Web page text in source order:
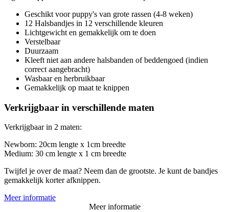
Geschikt voor puppy's van grote rassen (4-8 weken)
12 Halsbandjes in 12 verschillende kleuren
Lichtgewicht en gemakkelijk om te doen
Verstelbaar
Duurzaam
Kleeft niet aan andere halsbanden of beddengoed (indien
correct aangebracht)
Wasbaar en herbruikbaar
Gemakkelijk op maat te knippen
Verkrijgbaar in verschillende maten
Verkrijgbaar in 2 maten:
Newborn: 20cm lengte x 1cm breedte
Medium: 30 cm lengte x 1 cm breedte
Twijfel je over de maat? Neem dan de grootste. Je kunt de bandjes
gemakkelijk korter afknippen.
Meer informatie
Meer informatie